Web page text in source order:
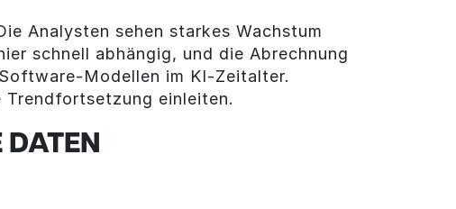
Analysten sehen starkes Wachstum
schnell abhängig, und die Abrechnung
Modellen im KI-Zeitalter.
Trendfortsetzung einleiten.